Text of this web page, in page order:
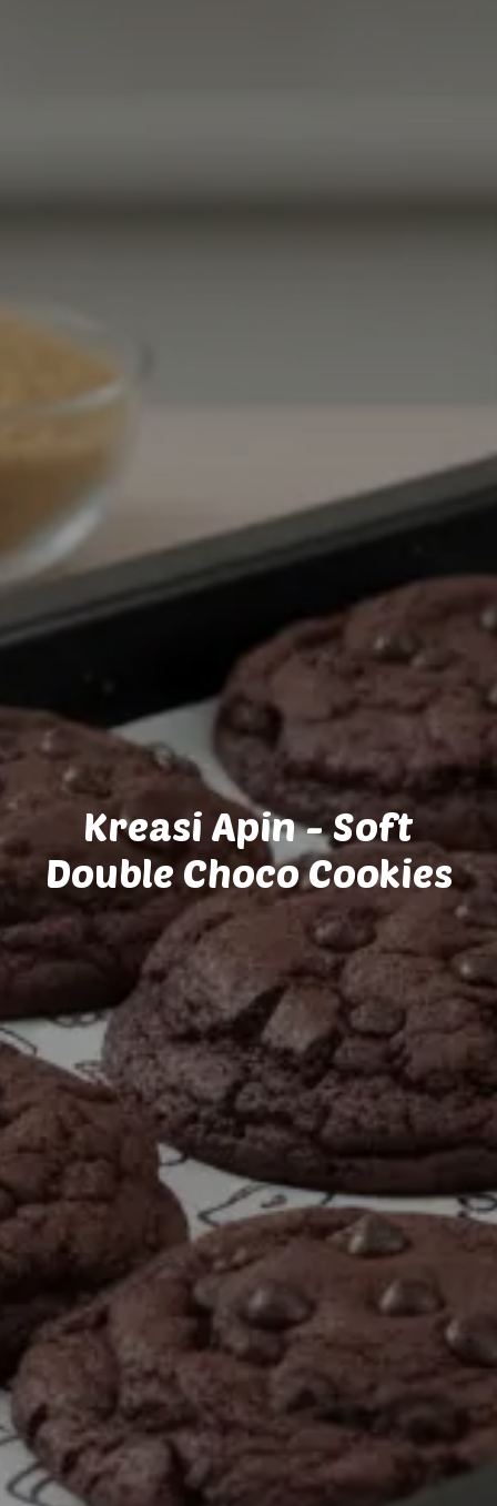
Kreasi Apin - Soft
Double Choco Cookies